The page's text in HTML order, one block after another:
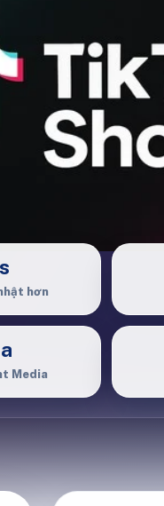
hơn
Media